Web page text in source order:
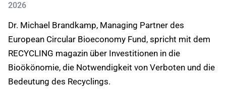
2026
Dr. Michael Brandkamp, Managing Partner des
European Circular Bioeconomy Fund, spricht mit dem
RECYCLING magazin über Investitionen in die
Bioökönomie, die Notwendigkeit von Verboten und die
Bedeutung des Recyclings.